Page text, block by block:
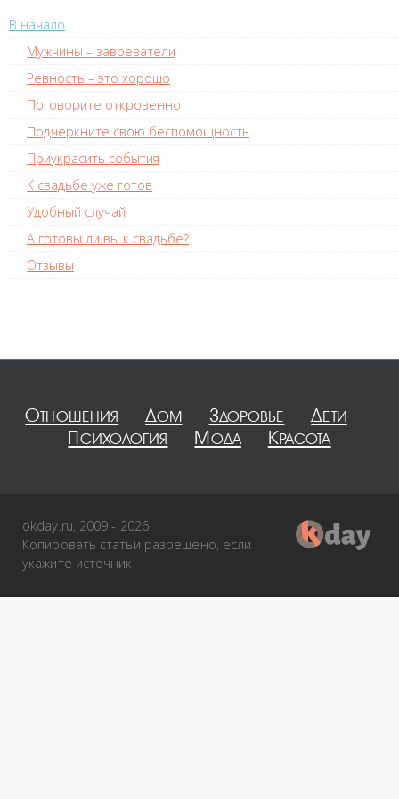
В начало
Мужчины – завоеватели
Ревность – это хорошо
Поговорите откровенно
Подчеркните свою беспомощность
Приукрасить события
К свадьбе уже готов
Удобный случай
А готовы ли вы к свадьбе?
Отзывы
Отношения Дом Здоровье
Дети
Психология
Мода Красота
okday.ru, 2009 - 2026
Копировать статьи разрешено, если
укажите источник